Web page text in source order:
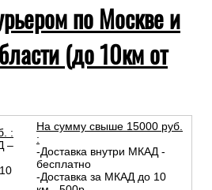
по Москве и
(до 10км от
:
–
На сумму свыше 15000 руб.
:
-Доставка внутри МКАД -
бесплатно
-Доставка за МКАД до 10